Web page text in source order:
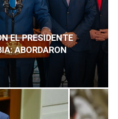
EL PRESIDENTE
ABORDARON